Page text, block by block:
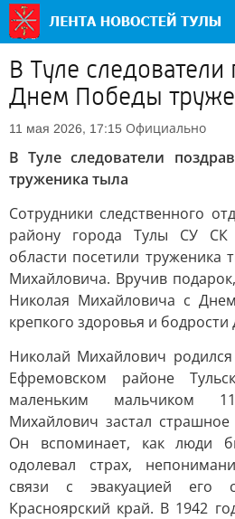
В Туле следователи
Днем Победы
11 мая 2026, 17:15 Официально
В Туле следователи
труженика тыла
Сотрудники следственного
району города Тулы СУ СК
области посетили труженика
Михайловича. Вручив
Николая Михайловича с
крепкого здоровья и бодрости
Николай Михайлович
Ефремовском районе
маленьким мальчиком
Михайлович застал
Он вспоминает, как люди
одолевал страх,
связи с эвакуацией его
Красноярский край. В 1942